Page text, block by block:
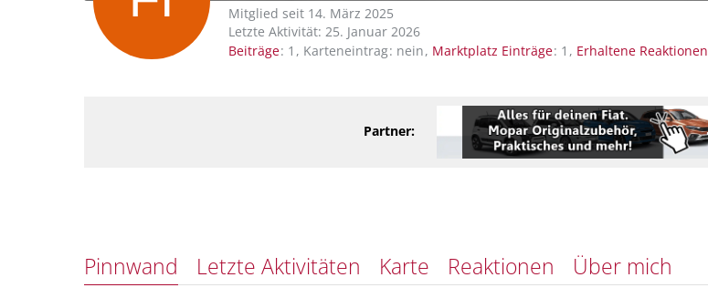
Mitglied seit 14. März 2025
Letzte Aktivität: 25. Januar 2026
Beiträge 1 Karteneintrag nein Marktplatz Einträge 1 Erhaltene Reaktionen
Partner:
Pinnwand Letzte Aktivitäten Karte Reaktionen Über mich